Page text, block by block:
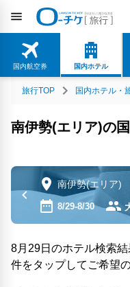
国内航空券 国内ホテル
旅行TOP 国内ホテル・
南伊勢(エリア)の
南伊勢(エリア)
8/29-8/30
8月29日のホテル検索
件をタップしてご希望